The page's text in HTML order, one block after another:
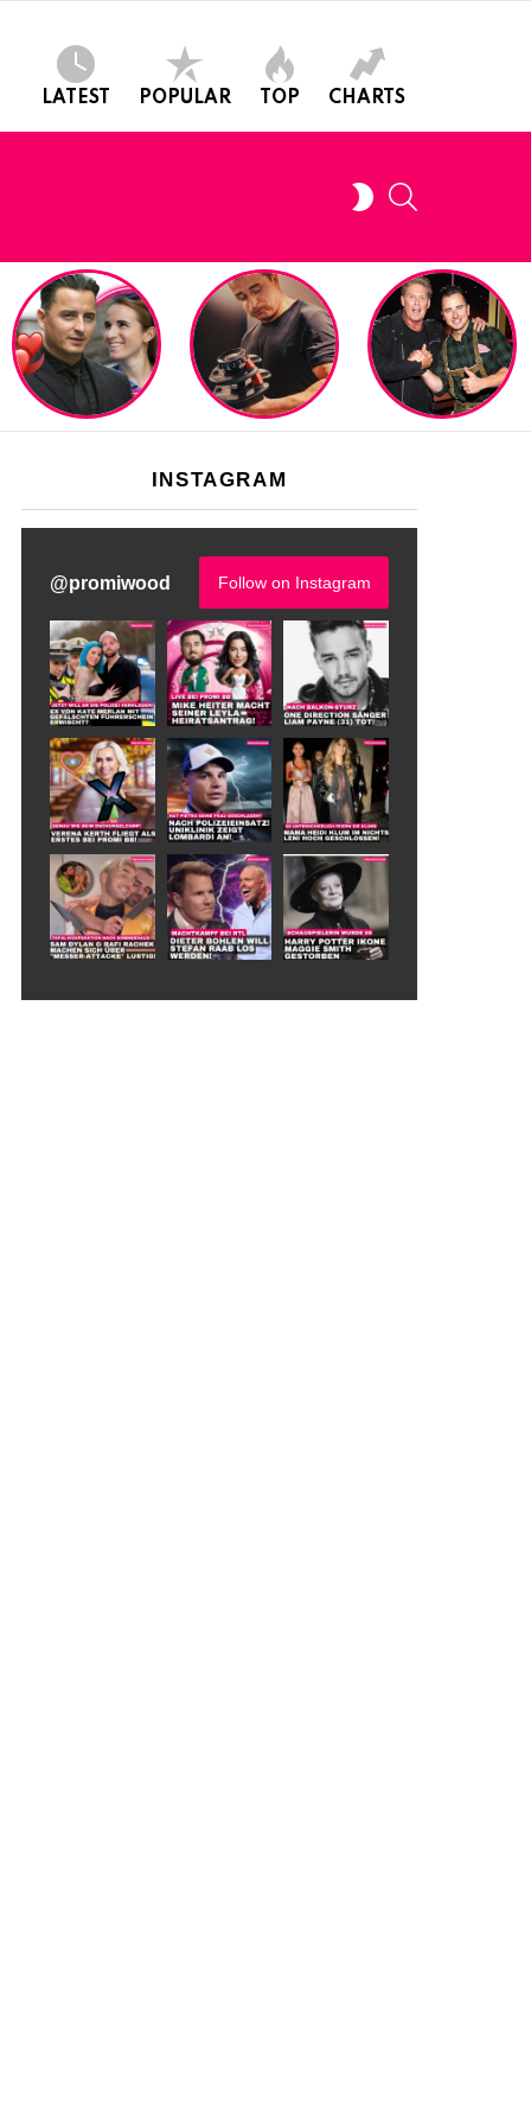
LATEST POPULAR TOP CHARTS
SWITCH
SKIN
INSTAGRAM
@promiwood Follow on Instagram